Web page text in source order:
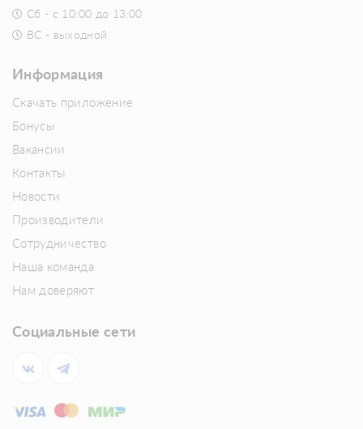
Сб - с 10:00 до 13:00
ВС - выходной
Информация
Скачать приложение
Бонусы
Вакансии
Контакты
Новости
Производители
Сотрудничество
Наша команда
Нам доверяют
Социальные сети